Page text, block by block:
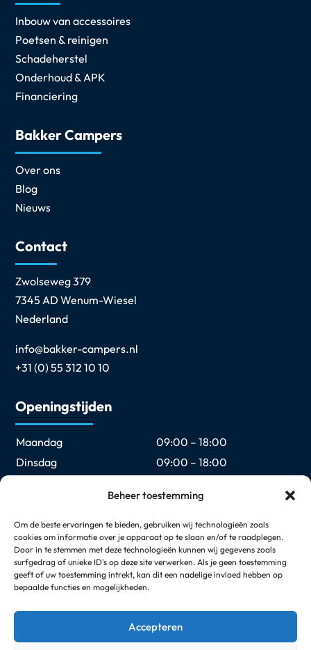
Beheer toestemming
Om de beste ervaringen te bieden, gebruiken wij technologieën zoals
cookies om informatie over je apparaat op te slaan en/of te raadplegen.
Door in te stemmen met deze technologieën kunnen wij gegevens zoals
surfgedrag of unieke ID's op deze site verwerken. Als je geen toestemming
geeft of uw toestemming intrekt, kan dit een nadelige invloed hebben op
bepaalde functies en mogelijkheden.
Accepteren
Inbouw van accessoires
Poetsen & reinigen
Schadeherstel
Onderhoud & APK
Financiering
Bakker Campers
Over ons
Blog
Nieuws
Contact
Zwolseweg 379
7345 AD Wenum-Wiesel
Nederland
info@bakker-campers.nl
+31 (0) 55 312 10 10
Openingstijden
Maandag
09:00 – 18:00
Dinsdag
09:00 – 18:00
09:00 – 18:00
Vrijdag
09:00 – 18:00
Zaterdag
09:00 – 17:00
Zondag
Gesloten
Elke eerste en laatste zondag van de maand geopend
van 12:00 t/m 17:00